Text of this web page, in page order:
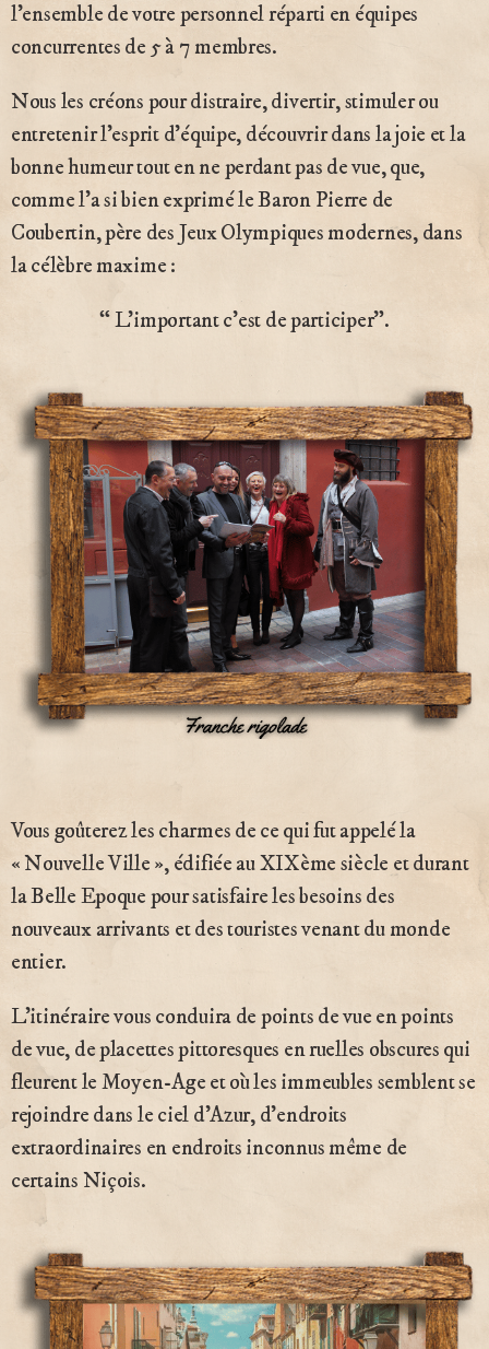
l’ensemble de votre personnel réparti en équipes
concurrentes de 5 à 7 membres.
Nous les créons pour distraire, divertir, stimuler ou
entretenir l’esprit d’équipe, découvrir dans la joie et la
bonne humeur tout en ne perdant pas de vue, que,
comme l’a si bien exprimé le Baron Pierre de
Coubertin, père des Jeux Olympiques modernes, dans
la célèbre maxime :
“ L’important c’est de participer”.
Vous goûterez les charmes de ce qui fut appelé la
« Nouvelle Ville », édifiée au XIXème siècle et durant
la Belle Epoque pour satisfaire les besoins des
nouveaux arrivants et des touristes venant du monde
entier.
L’itinéraire vous conduira de points de vue en points
de vue, de placettes pittoresques en ruelles obscures qui
fleurent le Moyen-Age et où les immeubles semblent se
rejoindre dans le ciel d’Azur, d’endroits
extraordinaires en endroits inconnus même de
certains Niçois.